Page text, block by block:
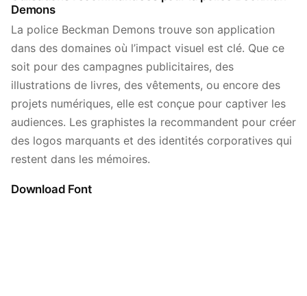
Demons
La police Beckman Demons trouve son application
dans des domaines où l’impact visuel est clé. Que ce
soit pour des campagnes publicitaires, des
illustrations de livres, des vêtements, ou encore des
projets numériques, elle est conçue pour captiver les
audiences. Les graphistes la recommandent pour créer
des logos marquants et des identités corporatives qui
restent dans les mémoires.
Download Font